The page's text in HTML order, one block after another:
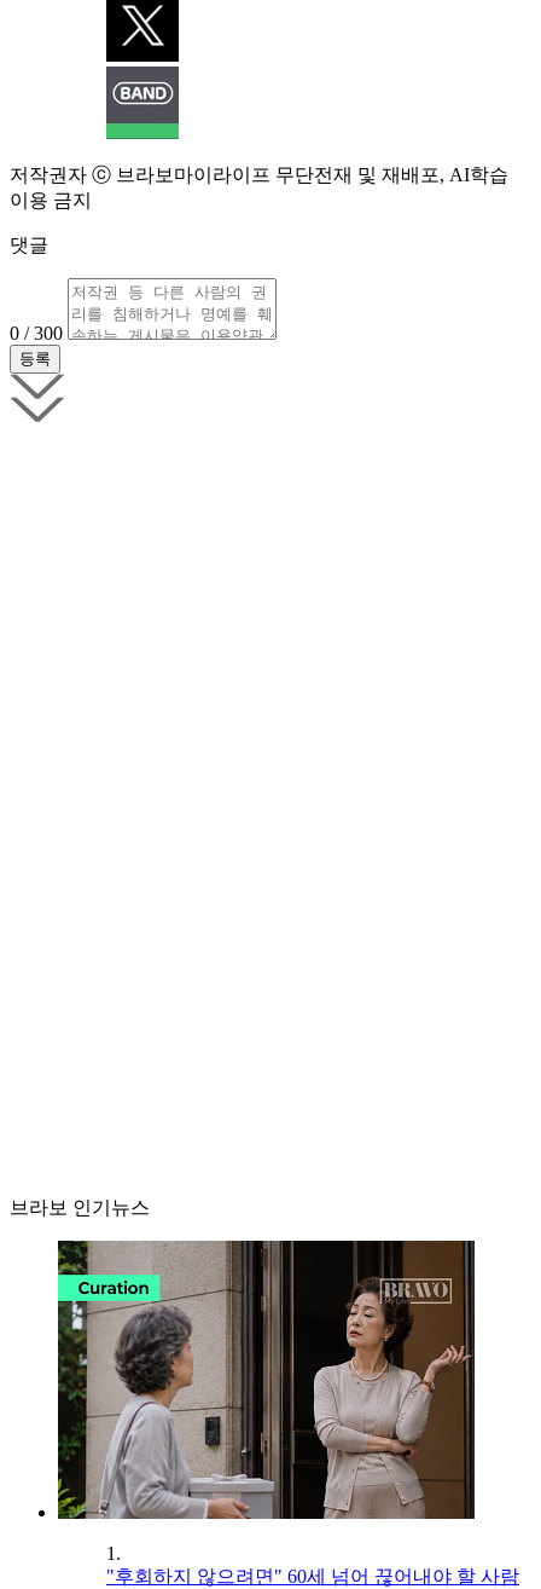
저작권자 ⓒ 브라보마이라이프 무단전재 및 재배포, AI학습
이용 금지
댓글
0 / 300
브라보 인기뉴스
1.
"후회하지 않으려면" 60세 넘어 끊어내야 할 사람